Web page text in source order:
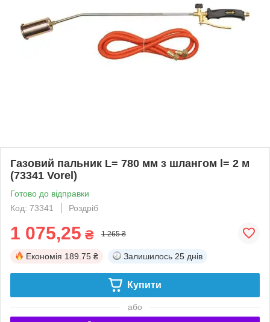
Газовий пальник L= 780 мм з шлангом l= 2 м
(73341 Vorel)
Готово до відправки
Код: 73341
Роздріб
1 075,25 ₴ 1 265 ₴
Економія 189.75 ₴ Залишилось 25 днів
Купити
або